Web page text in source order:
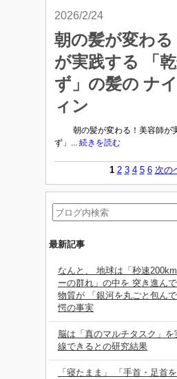
2026/2/24
朝の髪が変わる
が実践する 「
ず」の髪の ナ
ィン
朝の髪が変わる！美容師が
ず」... 続きを読む
1 2 3 4 5 6 次の
最新記事
なんと、 地球は「秒速
ーの群れ」の中を 突き進ん
物質が 「銀河を丸ごと包ん
愕の事実
脳は「真のマルチタスク」
線できるとの研究結果
「寝たまま」 「手首・足首